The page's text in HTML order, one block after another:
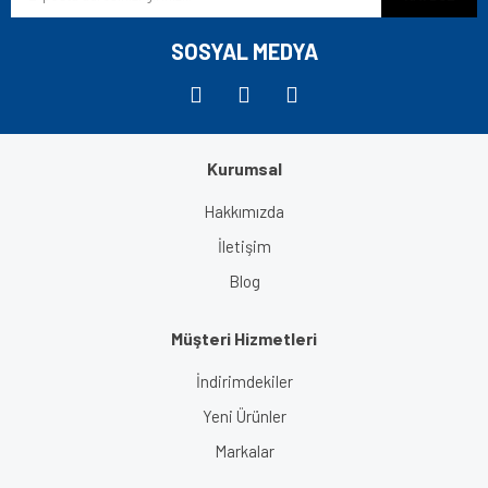
SOSYAL MEDYA
Kurumsal
Hakkımızda
İletişim
Blog
Müşteri Hizmetleri
İndirimdekiler
Yeni Ürünler
Markalar